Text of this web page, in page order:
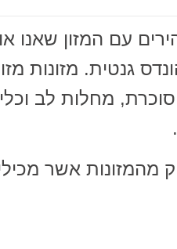
עם המזון שאנו
גנטית. מזונות
מחלות לב
מהמזונות אשר